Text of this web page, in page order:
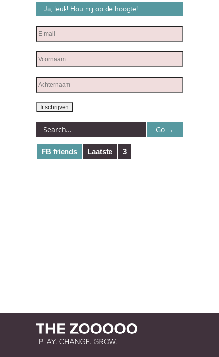
Ja, leuk! Hou mij op de hoogte!
FB friends Laatste 3